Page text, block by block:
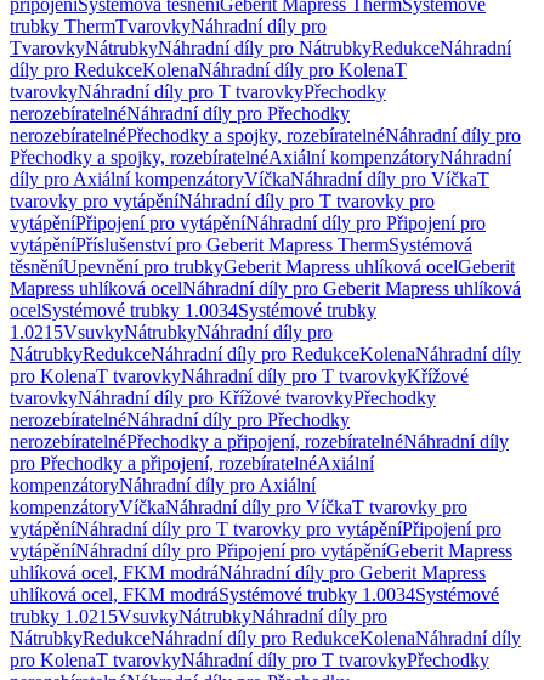
připojeníSystémová těsněníGeberit Mapress ThermSystémové
trubky ThermTvarovkyNáhradní díly pro
TvarovkyNátrubkyNáhradní díly pro NátrubkyRedukceNáhradní
díly pro RedukceKolenaNáhradní díly pro KolenaT
tvarovkyNáhradní díly pro T tvarovkyPřechodky
nerozebíratelnéNáhradní díly pro Přechodky
nerozebíratelnéPřechodky a spojky, rozebíratelnéNáhradní díly pro
Přechodky a spojky, rozebíratelnéAxiální kompenzátoryNáhradní
díly pro Axiální kompenzátoryVíčkaNáhradní díly pro VíčkaT
tvarovky pro vytápěníNáhradní díly pro T tvarovky pro
vytápěníPřipojení pro vytápěníNáhradní díly pro Připojení pro
vytápěníPříslušenství pro Geberit Mapress ThermSystémová
těsněníUpevnění pro trubkyGeberit Mapress uhlíková ocelGeberit
Mapress uhlíková ocelNáhradní díly pro Geberit Mapress uhlíková
ocelSystémové trubky 1.0034Systémové trubky
1.0215VsuvkyNátrubkyNáhradní díly pro
NátrubkyRedukceNáhradní díly pro RedukceKolenaNáhradní díly
pro KolenaT tvarovkyNáhradní díly pro T tvarovkyKřížové
tvarovkyNáhradní díly pro Křížové tvarovkyPřechodky
nerozebíratelnéNáhradní díly pro Přechodky
nerozebíratelnéPřechodky a připojení, rozebíratelnéNáhradní díly
pro Přechodky a připojení, rozebíratelnéAxiální
kompenzátoryNáhradní díly pro Axiální
kompenzátoryVíčkaNáhradní díly pro VíčkaT tvarovky pro
vytápěníNáhradní díly pro T tvarovky pro vytápěníPřipojení pro
vytápěníNáhradní díly pro Připojení pro vytápěníGeberit Mapress
uhlíková ocel, FKM modráNáhradní díly pro Geberit Mapress
uhlíková ocel, FKM modráSystémové trubky 1.0034Systémové
trubky 1.0215VsuvkyNátrubkyNáhradní díly pro
NátrubkyRedukceNáhradní díly pro RedukceKolenaNáhradní díly
pro KolenaT tvarovkyNáhradní díly pro T tvarovkyPřechodky